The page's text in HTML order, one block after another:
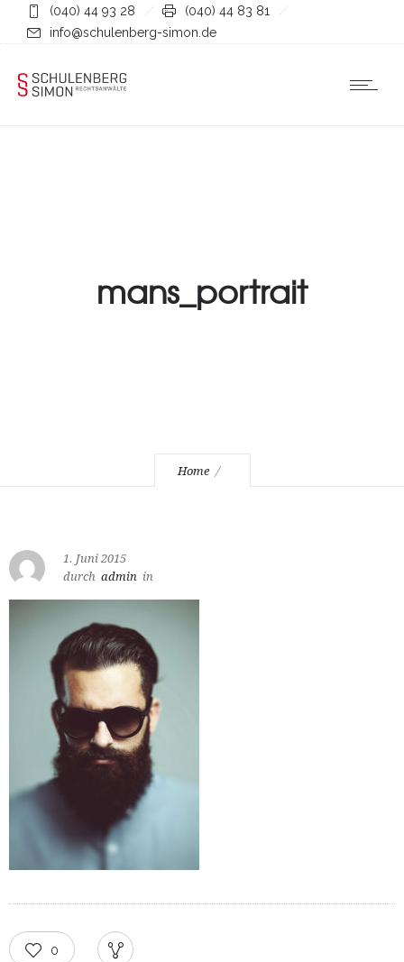
(040) 44 93 28
(040) 44 83 81
info@schulenberg-simon.de
mans_portrait
Home
1. Juni 2015
durch admin in
0